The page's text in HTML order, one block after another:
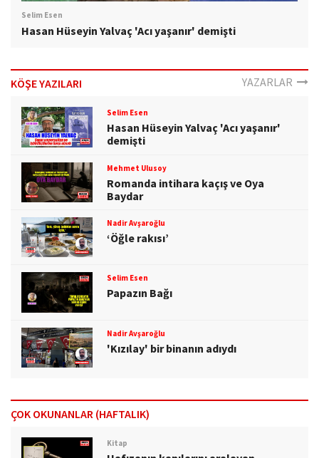
Selim Esen
Hasan Hüseyin Yalvaç 'Acı yaşanır' demişti
KÖŞE YAZILARI YAZARLAR
Selim Esen
Hasan Hüseyin Yalvaç 'Acı yaşanır'
demişti
Mehmet Ulusoy
Romanda intihara kaçış ve Oya
Baydar
Nadir Avşaroğlu
‘Öğle rakısı’
Selim Esen
Papazın Bağı
Nadir Avşaroğlu
'Kızılay' bir binanın adıydı
ÇOK OKUNANLAR (HAFTALIK)
Kitap